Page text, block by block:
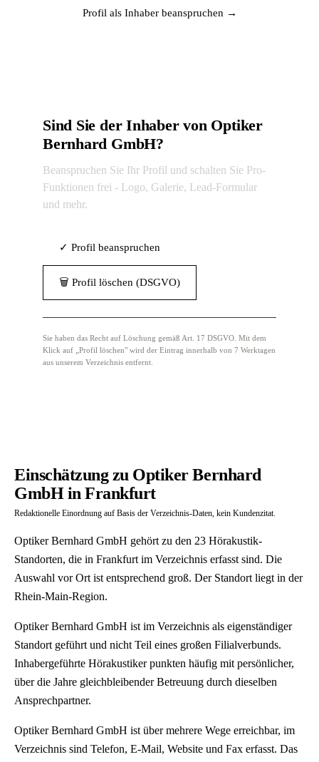
Profil als Inhaber beanspruchen →
Sind Sie der Inhaber von Optiker
Bernhard GmbH?
Beanspruchen Sie Ihr Profil und schalten Sie Pro-
Funktionen frei - Logo, Galerie, Lead-Formular
und mehr.
✓ Profil beanspruchen
🗑 Profil löschen (DSGVO)
Sie haben das Recht auf Löschung gemäß Art. 17 DSGVO. Mit dem
Klick auf „Profil löschen" wird der Eintrag innerhalb von 7 Werktagen
aus unserem Verzeichnis entfernt.
Einschätzung zu Optiker Bernhard
GmbH in Frankfurt
Redaktionelle Einordnung auf Basis der Verzeichnis-Daten, kein Kundenzitat.
Optiker Bernhard GmbH gehört zu den 23 Hörakustik-
Standorten, die in Frankfurt im Verzeichnis erfasst sind. Die
Auswahl vor Ort ist entsprechend groß. Der Standort liegt in der
Rhein-Main-Region.
Optiker Bernhard GmbH ist im Verzeichnis als eigenständiger
Standort geführt und nicht Teil eines großen Filialverbunds.
Inhabergeführte Hörakustiker punkten häufig mit persönlicher,
über die Jahre gleichbleibender Betreuung durch dieselben
Ansprechpartner.
Optiker Bernhard GmbH ist über mehrere Wege erreichbar, im
Verzeichnis sind Telefon, E-Mail, Website und Fax erfasst. Das